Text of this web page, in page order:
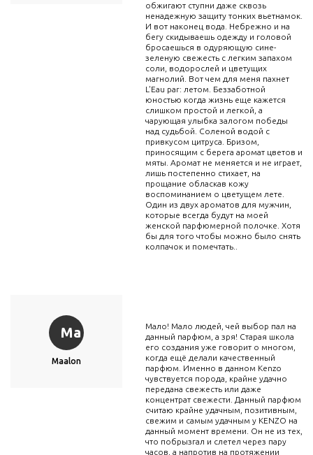
обжигают ступни даже сквозь
ненадежную защиту тонких вьетнамок.
И вот наконец вода. Небрежно и на
бегу скидываешь одежду и головой
бросаешься в одуряющую сине-
зеленую свежесть с легким запахом
соли, водорослей и цветущих
магнолий. Вот чем для меня пахнет
L'Eau par: летом. Беззаботной
юностью когда жизнь еще кажется
слишком простой и легкой, а
чарующая улыбка залогом победы
над судьбой. Соленой водой с
привкусом цитруса. Бризом,
приносящим с берега аромат цветов и
мяты. Аромат не меняется и не играет,
лишь постепенно стихает, на
прощание обласкав кожу
воспоминанием о цветущем лете.
Один из двух ароматов для мужчин,
которые всегда будут на моей
женской парфюмерной полочке. Хотя
бы для того чтобы можно было снять
колпачок и помечтать..
Ma
Maalon
Мало! Мало людей, чей выбор пал на
данный парфюм, а зря! Старая школа
его создания уже говорит о многом,
когда ещё делали качественный
парфюм. Именно в данном Kenzo
чувствуется порода, крайне удачно
передана свежесть или даже
концентрат свежести. Данный парфюм
считаю крайне удачным, позитивным,
свежим и самым удачным у KENZO на
данный момент времени. Он не из тех,
что побрызгал и слетел через пару
часов, а напротив на протяжении